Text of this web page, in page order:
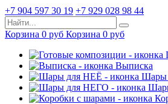
+7 904 597 30 19 +7 929 028 98 44
Корзина 0 руб Корзина 0 руб
Выписка
Шары